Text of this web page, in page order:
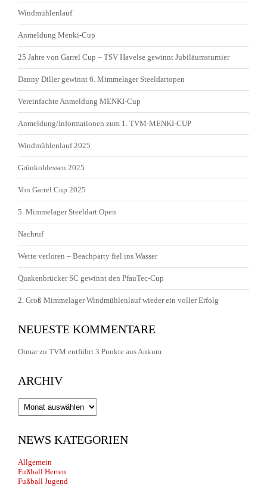
Windmühlenlauf
Anmeldung Menki-Cup
25 Jahre von Garrel Cup – TSV Havelse gewinnt Jubiläumsturnier
Danny Diller gewinnt 6. Mimmelager Steeldartopen
Vereinfachte Anmeldung MENKI-Cup
Anmeldung/Informationen zum 1. TVM-MENKI-CUP
Windmühlenlauf 2025
Grünkohlessen 2025
Von Garrel Cup 2025
5. Mimmelager Steeldart Open
Nachruf
Wette verloren – Beachparty fiel ins Wasser
Quakenbrücker SC gewinnt den PfauTec-Cup
2. Groß Mimmelager Windmühlenlauf wieder ein voller Erfolg
NEUESTE KOMMENTARE
Otmarzu TVM entführt 3 Punkte aus Ankum
ARCHIV
Archiv
NEWS KATEGORIEN
Allgemein
Fußball Herren
Fußball Jugend